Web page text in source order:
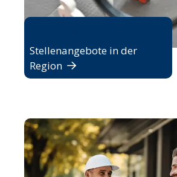
Stellenangebote in der
Region